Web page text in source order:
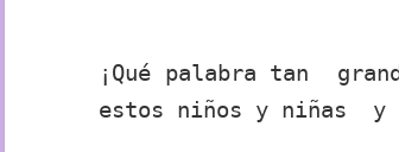
¡Qué palabra tan
estos niños y niñas y